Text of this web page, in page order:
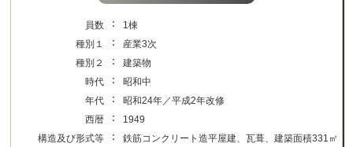
員数 ：
1棟
種別１
：
産業3次
種別２
：
建築物
時代
：
昭和中
年代
：
昭和24年／平成2年改修
西暦
：
1949
構造及び形式等
：
鉄筋コンクリート造平屋建、瓦葺、建築面積331㎡